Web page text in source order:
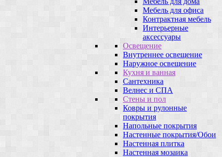
Мебель для офиса
Контрактная мебель
Интерьерные
аксессуары
Освещение
Внутреннее освещение
Наружное освещение
Кухня и ванная
Сантехника
Велнес и СПА
Стены и пол
Ковры и рулонные
покрытия
Напольные покрытия
Настенные покрытия/Обои
Настенная плитка
Настенная мозаика